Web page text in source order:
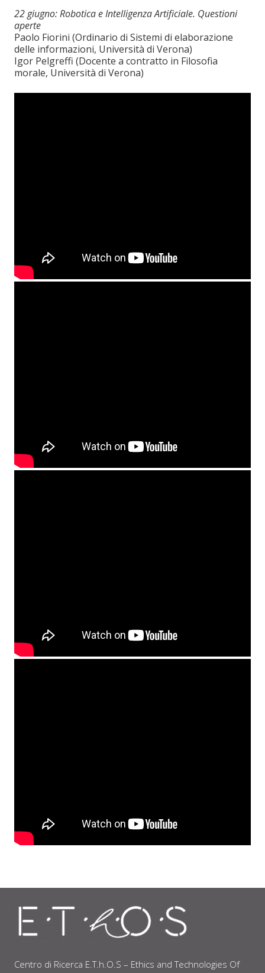
22 giugno: Robotica e Intelligenza Artificiale. Questioni
aperte
Paolo Fiorini (Ordinario di Sistemi di elaborazione
delle informazioni, Università di Verona)
Igor Pelgreffi (Docente a contratto in Filosofia
morale, Università di Verona)
Centro di Ricerca E.T.h.O.S – Ethics and Technologies Of